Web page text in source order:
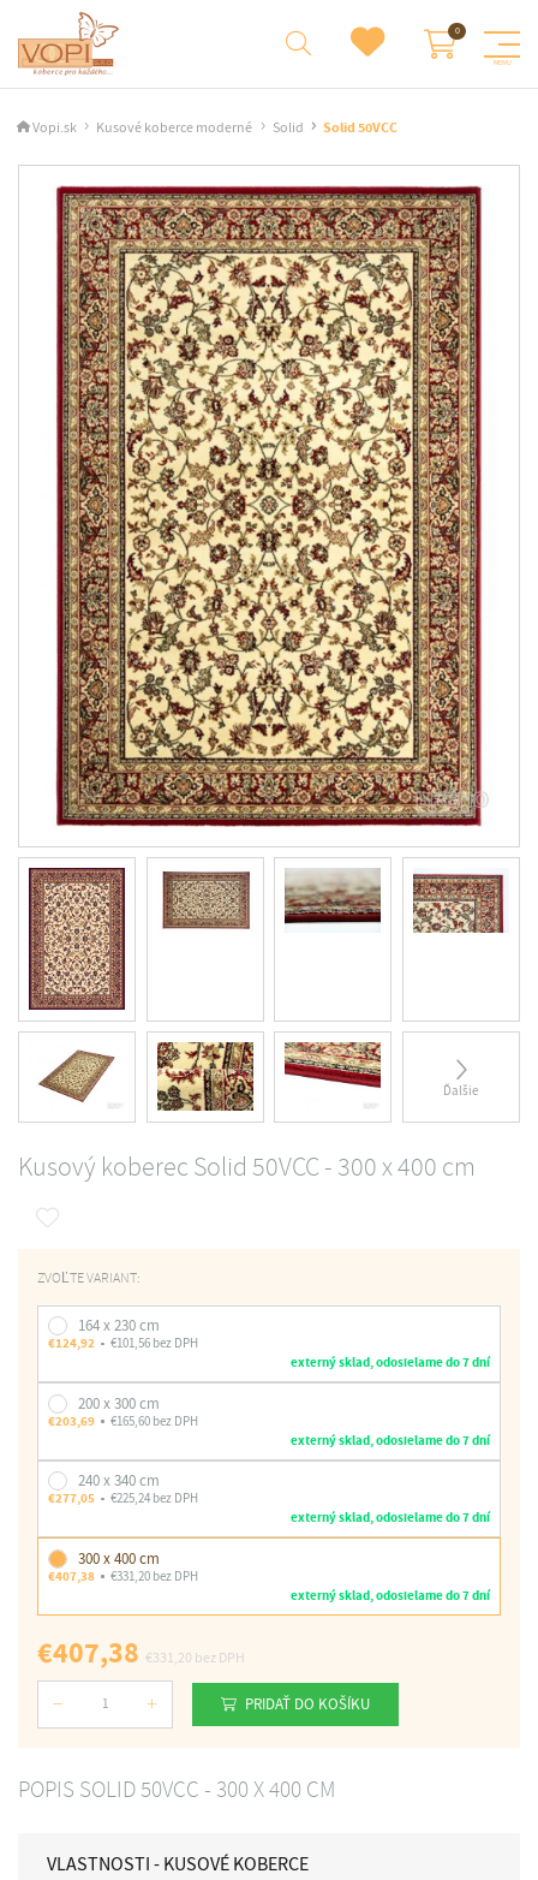
Vopi.sk Kusové koberce moderné Solid Solid 50VCC
Ďalšie
Kusový koberec Solid 50VCC - 300 x 400 cm
ZVOĽTE VARIANT:
164 x 230 cm
€124,92
€101,56 bez DPH
externý sklad, odosielame do 7 dní
200 x 300 cm
€203,69
€165,60 bez DPH
externý sklad, odosielame do 7 dní
240 x 340 cm
€277,05
€225,24 bez DPH
externý sklad, odosielame do 7 dní
300 x 400 cm
€407,38
€331,20 bez DPH
externý sklad, odosielame do 7 dní
€407,38 €331,20 bez DPH
Počet PRIDAŤ DO KOŠÍKU
POPIS SOLID 50VCC - 300 X 400 CM
VLASTNOSTI - KUSOVÉ KOBERCE